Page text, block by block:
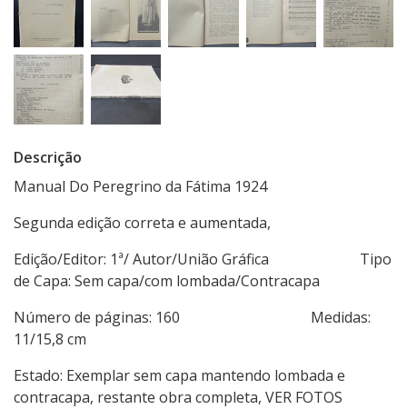
Descrição
Manual Do Peregrino da Fátima 1924
Segunda edição correta e aumentada,
Edição/Editor: 1ª/ Autor/União Gráfica Tipo
de Capa: Sem capa/com lombada/Contracapa
Número de páginas: 160 Medidas:
11/15,8 cm
Estado: Exemplar sem capa mantendo lombada e
contracapa, restante obra completa, VER FOTOS